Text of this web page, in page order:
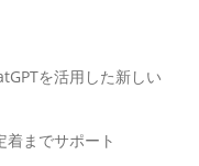
を活用した新しい
着までサポート